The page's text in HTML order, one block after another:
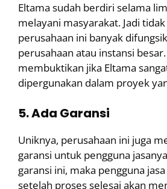
Eltama sudah berdiri selama
melayani masyarakat. Jadi
perusahaan ini banyak
perusahaan atau instansi
membuktikan jika Eltama
dipergunakan dalam proyek
5. Ada Garansi
Uniknya, perusahaan ini juga
garansi untuk pengguna
garansi ini, maka pengguna
setelah proses selesai akan